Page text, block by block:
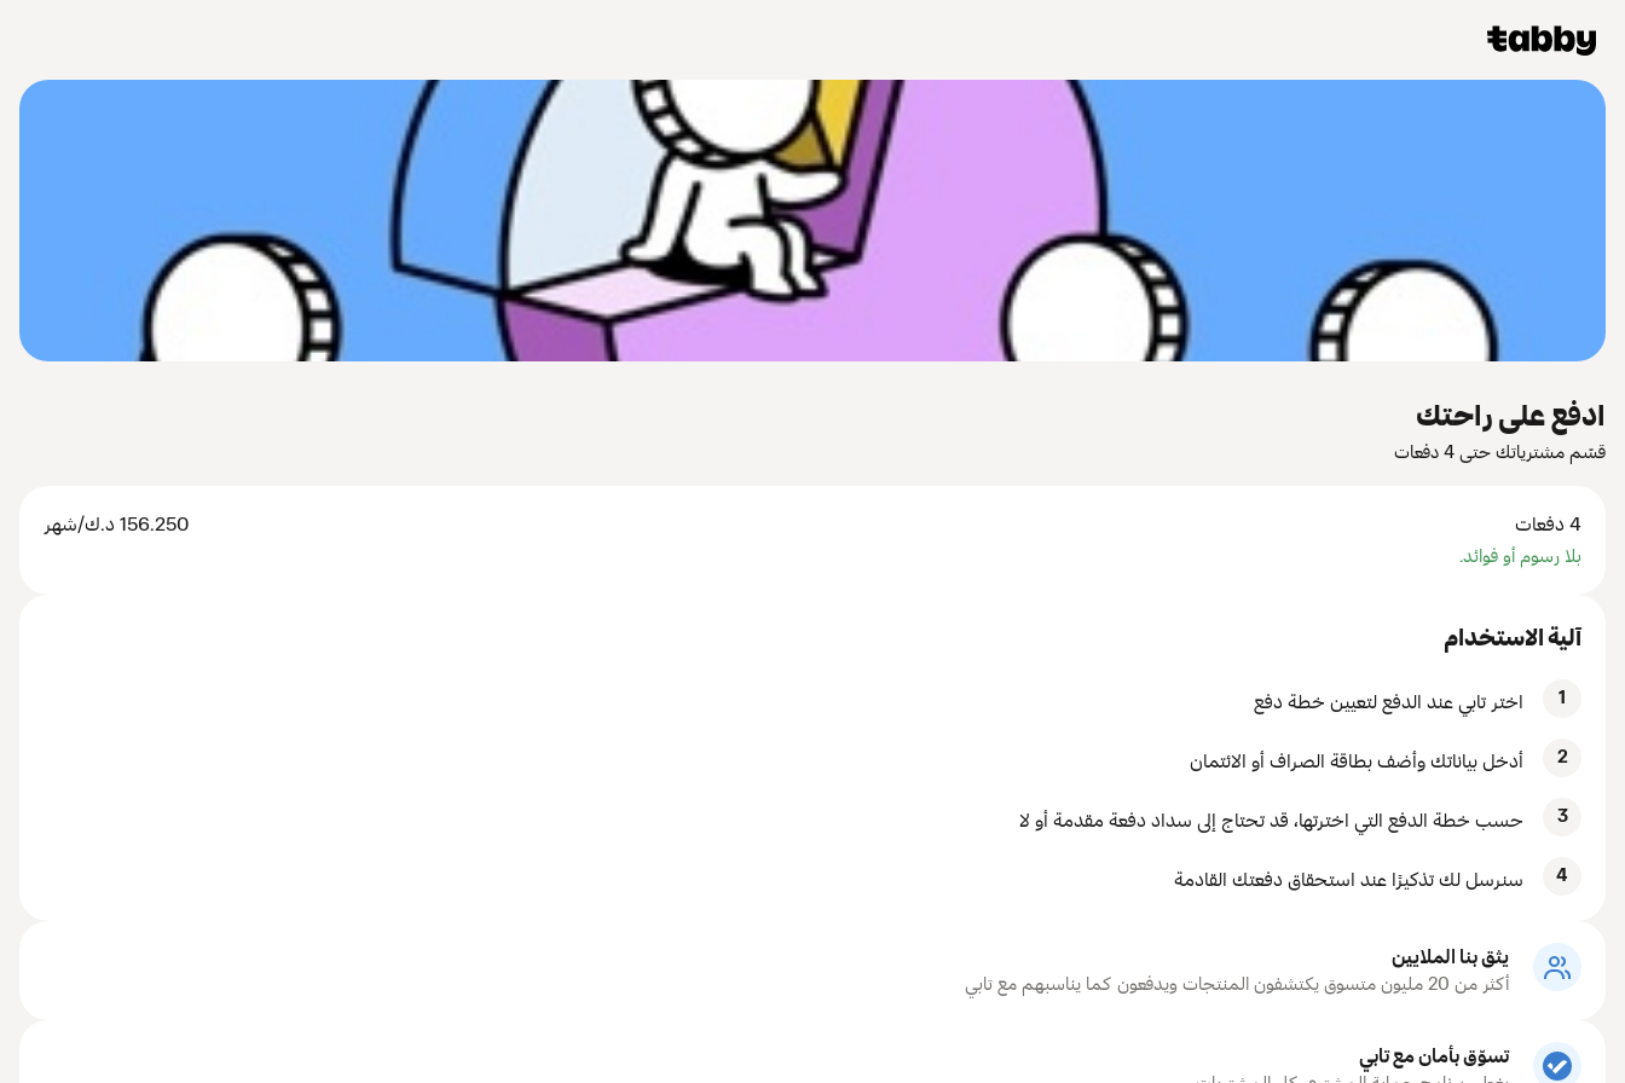
ادفع على راحتك
قسّم مشترياتك حتى 4 دفعات
4 دفعات 156.250 د.ك/شهر
بلا رسوم أو فوائد.
آلية الاستخدام
1 اختر تابي عند الدفع لتعيين خطة دفع
2 أدخل بياناتك وأضف بطاقة الصراف أو الائتمان
3 حسب خطة الدفع التي اخترتها، قد تحتاج إلى سداد دفعة مقدمة أو لا
4 سنرسل لك تذكيرًا عند استحقاق دفعتك القادمة
يثق بنا الملايين
أكثر من 20 مليون متسوق يكتشفون المنتجات ويدفعون كما يناسبهم مع تابي
تسوّق بأمان مع تابي